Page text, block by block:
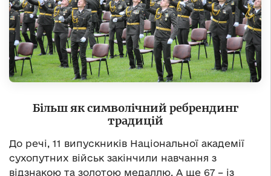
Більш як символічний ребрендинг
традицій
До речі, 11 випускників Національної академії
сухопутних військ закінчили навчання з
відзнакою та золотою медаллю. А ще 67 – із